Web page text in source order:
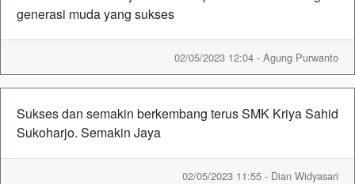
generasi muda yang sukses
02/05/2023 12:04 - Agung Purwanto
Sukses dan semakin berkembang terus SMK Kriya Sahid
Sukoharjo. Semakin Jaya
02/05/2023 11:55 - Dian Widyasari